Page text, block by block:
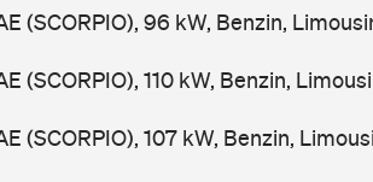
(SCORPIO), 96 kW, Benzin,
(SCORPIO), 110 kW, Benzin,
(SCORPIO), 107 kW, Benzin,